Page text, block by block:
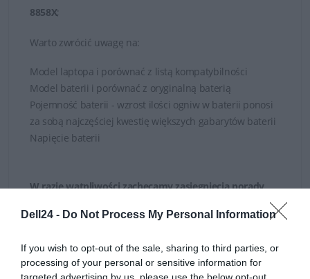
Dell24 - Do Not Process My Personal Information
If you wish to opt-out of the sale, sharing to third parties, or
processing of your personal or sensitive information for
targeted advertising by us, please use the below opt-out
8858X;
Warto zwrócić uwagę na:
Model laptopa i porównać z listą kompatybilności
Model baterii i porównać z oryginalną baterią
Pojemność baterii - wzrost ilości ogniw w baterii ponosi
za sobą najczęściej kwestię większych gabarytów baterii
Napięcie baterii
W razie wątpliwości zachęcamy zasięgnięcia porady
kontakt telefoniczny jak
i mailowy.